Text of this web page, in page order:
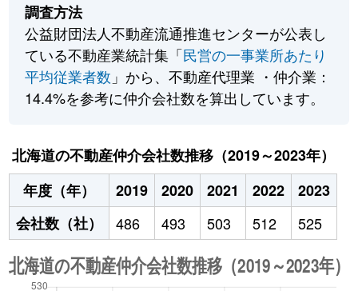
調査方法
公益財団法人不動産流通推進センターが公表し
ている不動産業統計集「民営の一事業所あたり
平均従業者数 」から、不動産代理業 ・仲介業：
14.4%を参考に仲介会社数を算出しています。
北海道の不動産仲介会社数推移（2019～2023年）
年度（年）
2019 2020 2021 2022
2023
会社数（社）
486 493 503 512 525